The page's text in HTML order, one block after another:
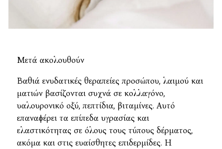
Μετά ακολουθούν
Βαθιά ενυδατικές θεραπείες προσώπου, λαιμού και
ματιών βασίζονται συχνά σε κολλαγόνο,
υαλουρονικό οξύ, πεπτίδια, βιταμίνες. Αυτό
επαναφέρει τα επίπεδα υγρασίας και
ελαστικότητας σε όλους τους τύπους δέρματος,
ακόμα και στις ευαίσθητες επιδερμίδες. Η